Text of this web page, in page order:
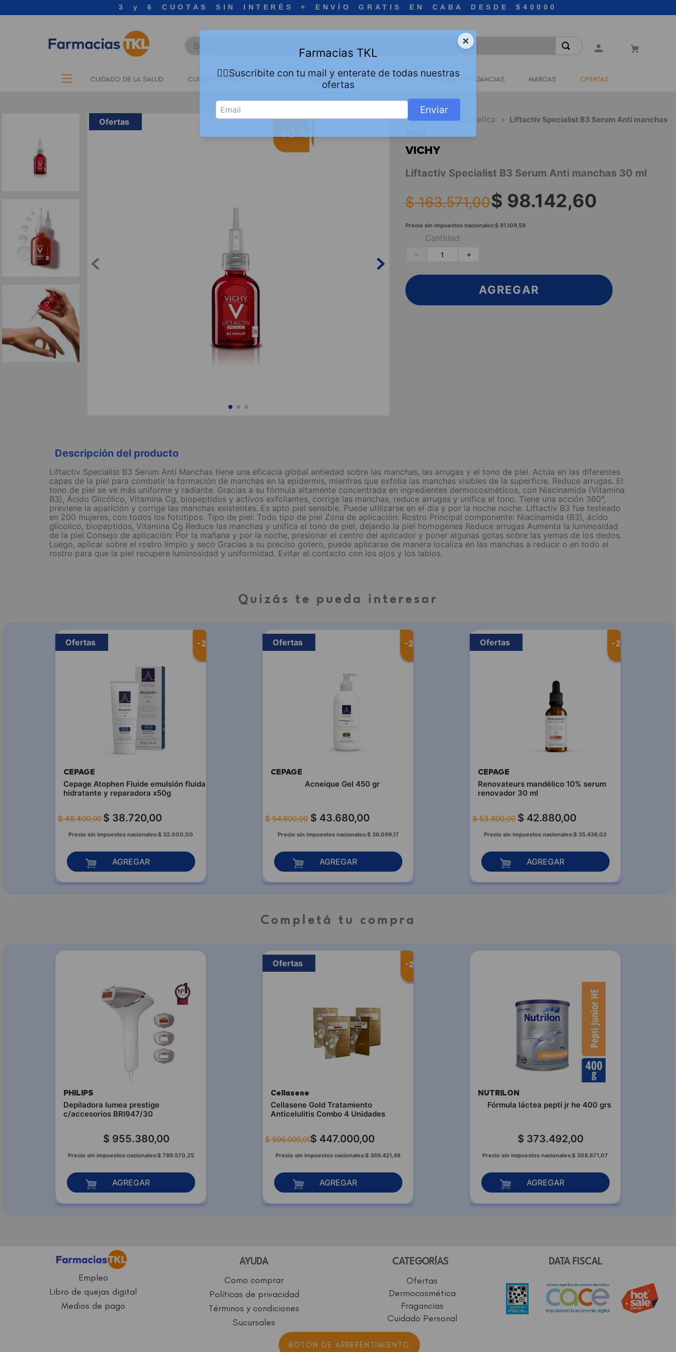
3 y 6 CUOTAS SIN INTERÉS + ENVÍO GRATIS EN CABA DESDE $40000
Buscar
CUIDADO DE LA SALUD CUIDADO PERSONAL DERMOCOSMETICA NUTRICION PERFUMES & FRAGANCIAS MARCAS OFERTAS
Ofertas
40 %
Dermocosmetica
Liftactiv Specialist B3 Serum Anti manchas
VICHY
Liftactiv Specialist B3 Serum Anti manchas 30 ml
$ 163.571,00$ 98.142,60
Precio sin impuestos nacionales:$ 81.109,59
Cantidad
＋
－
AGREGAR
Descripción del producto
Liftactiv Specialist B3 Serum Anti Manchas tiene una eficacia global antiedad sobre las manchas, las arrugas y el tono de piel. Actúa en las diferentes
capas de la piel para combatir la formación de manchas en la epidermis, mientras que exfolia las manchas visibles de la superficie. Reduce arrugas. El
tono de piel se ve más uniforme y radiante. Gracias a su fórmula altamente concentrada en ingredientes dermocosméticos, con Niacinamida (Vitamina
B3), Ácido Glicólico, Vitamina Cg, biopeptidos y activos exfoliantes, corrige las manchas, reduce arrugas y unifica el tono. Tiene una acción 360°,
previene la aparición y corrige las manchas existentes. Es apto piel sensible. Puede utilizarse en el día y por la noche noche. Liftactiv B3 fue testeado
en 200 mujeres, con todos los fototipos. Tipo de piel: Todo tipo de piel Zona de aplicación: Rostro Principal componente: Niacinamida (B3), ácido
glicolico, biopeptidos, Vitamina Cg Reduce las manchas y unifica el tono de piel, dejando la piel homogenea Reduce arrugas Aumenta la luminosidad
de la piel Consejo de aplicación: Por la mañana y por la noche, presionar el centro del aplicador y poner algunas gotas sobre las yemas de los dedos.
Luego, aplicar sobre el rostro limpio y seco Gracias a su preciso gotero, puede aplicarse de manera localiza en las manchas a reducir o en todo el
rostro para que la piel recupere luminosidad y uniformidad. Evitar el contacto con los ojos y los labios.
Quizás te pueda interesar
-20 %
Ofertas
CEPAGE
Cepage Atophen Fluide emulsión fluida
hidratante y reparadora x50g
$ 48.400,00 $ 38.720,00
Precio sin impuestos nacionales:$ 32.000,00
AGREGAR
-20 %
Ofertas
CEPAGE
Acneique Gel 450 gr
$ 54.600,00 $ 43.680,00
Precio sin impuestos nacionales:$ 36.099,17
AGREGAR
-20 %
Ofertas
CEPAGE
Renovateurs mandélico 10% serum
renovador 30 ml
$ 53.600,00 $ 42.880,00
Precio sin impuestos nacionales:$ 35.438,02
AGREGAR
Completá tu compra
PHILIPS
Depiladora lumea prestige
c/accesorios BRI947/30
$ 955.380,00
Precio sin impuestos nacionales:$ 789.570,25
AGREGAR
-25 %
Ofertas
Cellasene
Cellasene Gold Tratamiento
Anticelulitis Combo 4 Unidades
$ 596.000,00$ 447.000,00
Precio sin impuestos nacionales:$ 369.421,49
AGREGAR
NUTRILON
Fórmula láctea pepti jr he 400 grs
$ 373.492,00
Precio sin impuestos nacionales:$ 308.671,07
AGREGAR
Empleo
Libro de quejas digital
Medios de pago
AYUDA
Como comprar
Políticas de privacidad
Términos y condiciones
Sucursales
CATEGORÍAS
Ofertas
Dermocosmética
Fragancias
Cuidado Personal
DATA FISCAL
BOTÓN DE ARREPENTIMIENTO
×
Farmacias TKL
👇🏻Suscribite con tu mail y enterate de todas nuestras
ofertas
Enviar